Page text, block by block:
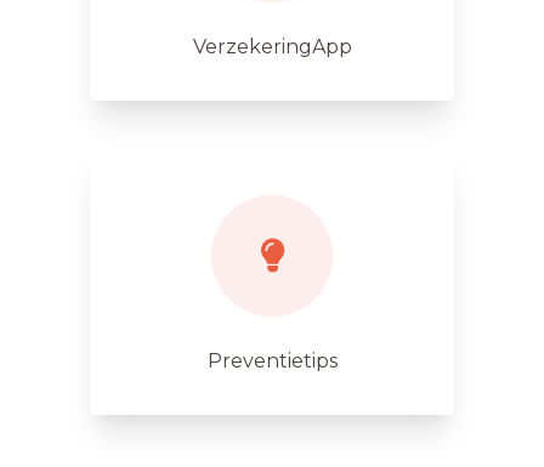
VerzekeringApp
Preventietips